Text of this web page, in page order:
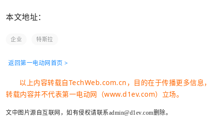
本文地址：
企业 特斯拉
返回第一电动网首页 >
以上内容转载自TechWeb.com.cn，目的在于传播更多信息，
转载内容并不代表第一电动网（www.d1ev.com）立场。
文中图片源自互联网，如有侵权请联系admin@d1ev.com删除。